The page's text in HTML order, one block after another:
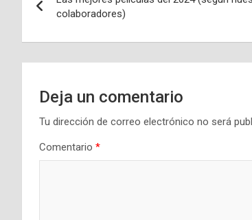
de
entradas
colaboradores)
Deja un comentario
Tu dirección de correo electrónico no será
Comentario *